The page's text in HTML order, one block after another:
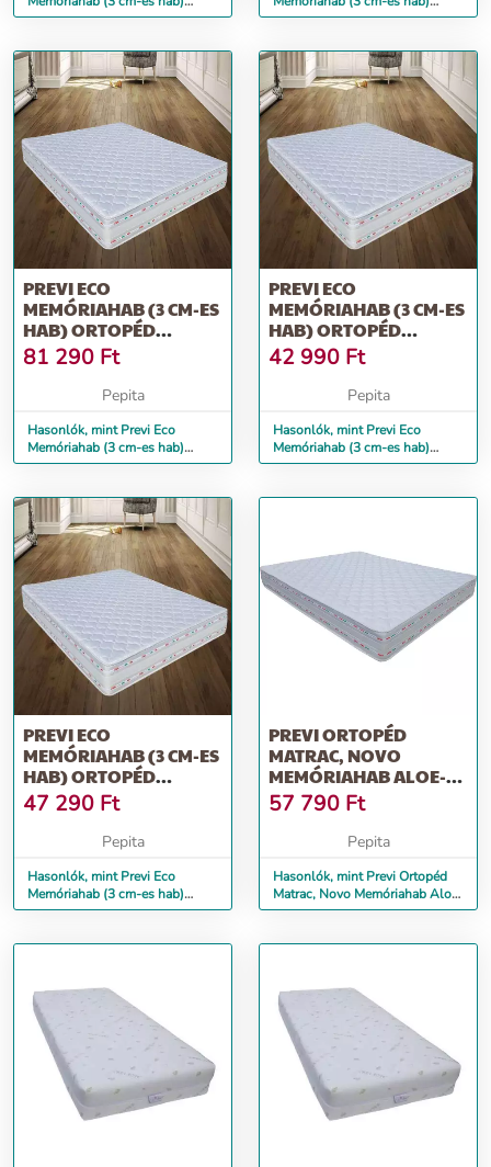
ortopéd matrac, Aloe Vera, 14...
ortopéd matrac, Aloe Vera, 16...
PREVI ECO
MEMÓRIAHAB (3 CM-ES
HAB) ORTOPÉD
MATRAC, ALOE VERA,
18...
81 290 Ft
Pepita
Hasonlók, mint Previ Eco
Memóriahab (3 cm-es hab)
ortopéd matrac, Aloe Vera, 18...
PREVI ECO
MEMÓRIAHAB (3 CM-ES
HAB) ORTOPÉD
MATRAC, ALOE VERA,
80...
42 990 Ft
Pepita
Hasonlók, mint Previ Eco
Memóriahab (3 cm-es hab)
ortopéd matrac, Aloe Vera, 80...
PREVI ECO
MEMÓRIAHAB (3 CM-ES
HAB) ORTOPÉD
MATRAC, ALOE VERA,
90...
47 290 Ft
Pepita
Hasonlók, mint Previ Eco
Memóriahab (3 cm-es hab)
ortopéd matrac, Aloe Vera, 90...
PREVI ORTOPÉD
MATRAC, NOVO
MEMÓRIAHAB ALOE-
VERA FRESH ANYAG
14+5,...
57 790 Ft
Pepita
Hasonlók, mint Previ Ortopéd
Matrac, Novo Memóriahab Aloe-
Vera Fresh anyag 14+5,...